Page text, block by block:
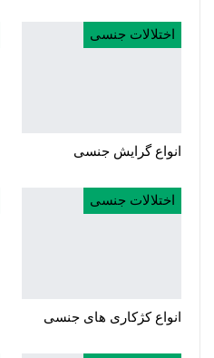
اختلالات جنسی
انواع گرایش جنسی
اختلالات جنسی
انواع کژکاری های جنسی